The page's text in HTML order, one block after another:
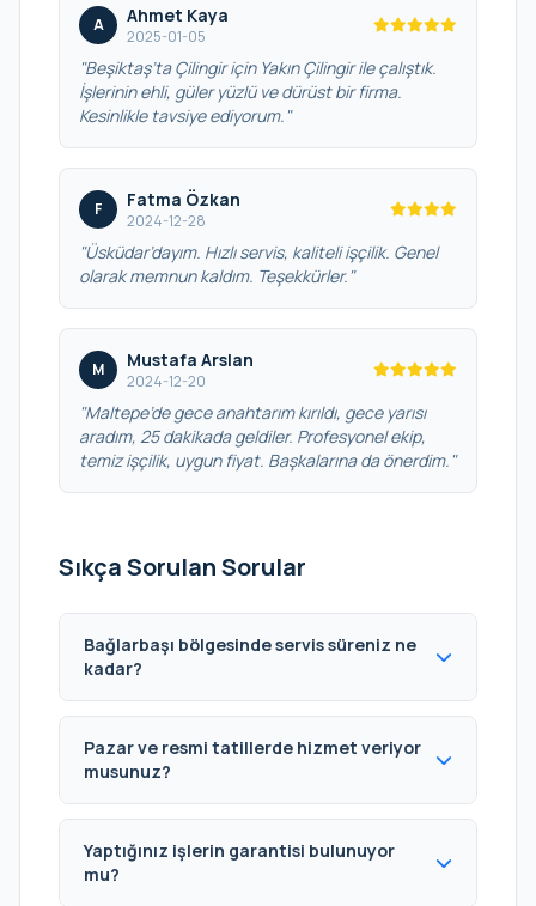
A Ahmet Kaya
2025-01-05
"Beşiktaş’ta Çilingir için Yakın Çilingir ile çalıştık.
İşlerinin ehli, güler yüzlü ve dürüst bir firma.
Kesinlikle tavsiye ediyorum."
F Fatma Özkan
2024-12-28
"Üsküdar’dayım. Hızlı servis, kaliteli işçilik. Genel
olarak memnun kaldım. Teşekkürler."
M Mustafa Arslan
2024-12-20
"Maltepe’de gece anahtarım kırıldı, gece yarısı
aradım, 25 dakikada geldiler. Profesyonel ekip,
temiz işçilik, uygun fiyat. Başkalarına da önerdim."
Sıkça Sorulan Sorular
Bağlarbaşı bölgesinde servis süreniz ne
kadar?
Pazar ve resmi tatillerde hizmet veriyor
musunuz?
Yaptığınız işlerin garantisi bulunuyor
mu?